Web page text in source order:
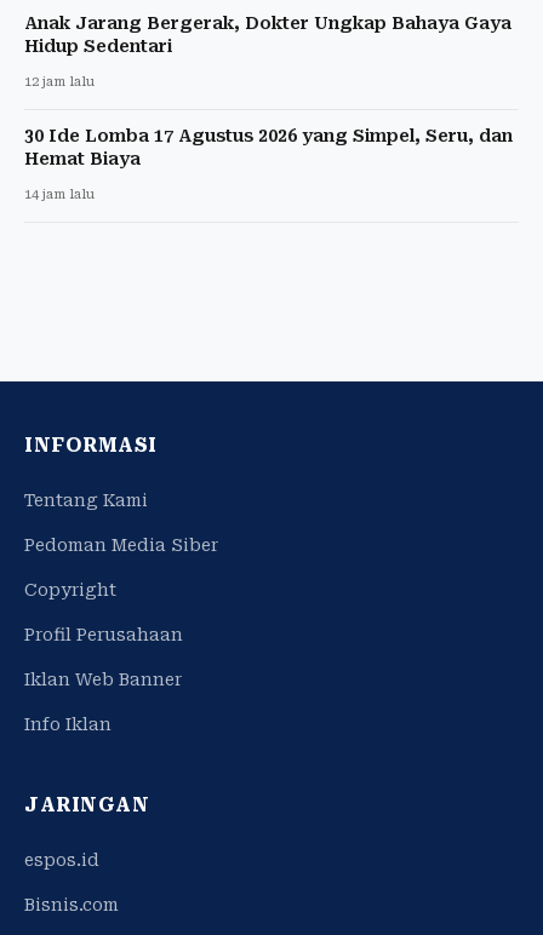
Anak Jarang Bergerak, Dokter Ungkap Bahaya Gaya
Hidup Sedentari
12 jam lalu
30 Ide Lomba 17 Agustus 2026 yang Simpel, Seru, dan
Hemat Biaya
14 jam lalu
INFORMASI
Tentang Kami
Pedoman Media Siber
Copyright
Profil Perusahaan
Iklan Web Banner
Info Iklan
JARINGAN
espos.id
Bisnis.com